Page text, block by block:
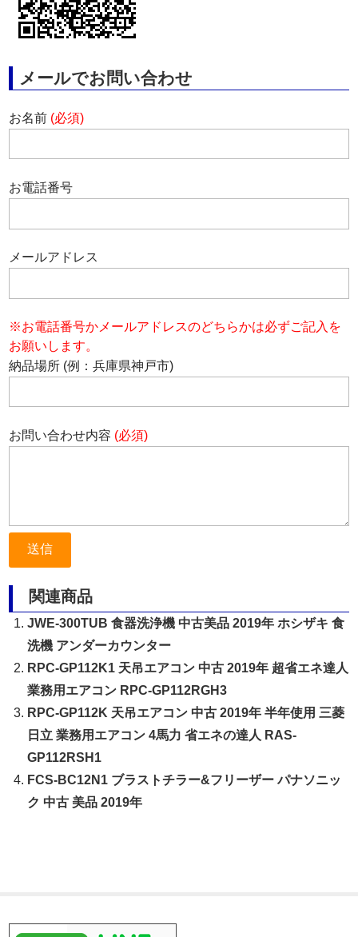
メールでお問い合わせ
お名前 (必須)
お電話番号
メールアドレス
※お電話番号かメールアドレスのどちらかは必ずご記入を
お願いします。
納品場所 (例：兵庫県神戸市)
お問い合わせ内容 (必須)
関連商品
JWE-300TUB 食器洗浄機 中古美品 2019年 ホシザキ 食
洗機 アンダーカウンター
RPC-GP112K1 天吊エアコン 中古 2019年 超省エネ達人
業務用エアコン RPC-GP112RGH3
RPC-GP112K 天吊エアコン 中古 2019年 半年使用 三菱
日立 業務用エアコン 4馬力 省エネの達人 RAS-
GP112RSH1
FCS-BC12N1 ブラストチラー&フリーザー パナソニッ
ク 中古 美品 2019年